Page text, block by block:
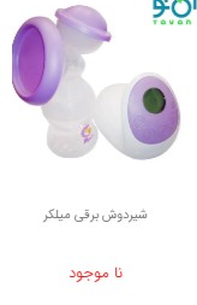
شیردوش دستی مبی مدل01
نا موجود